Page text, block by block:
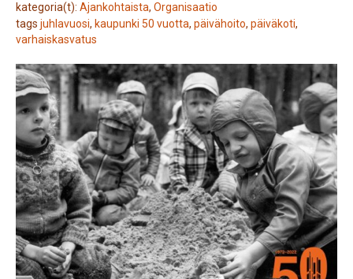
kategoria(t): Ajankohtaista, Organisaatio
tags juhlavuosi, kaupunki 50 vuotta, päivähoito, päiväkoti,
varhaiskasvatus